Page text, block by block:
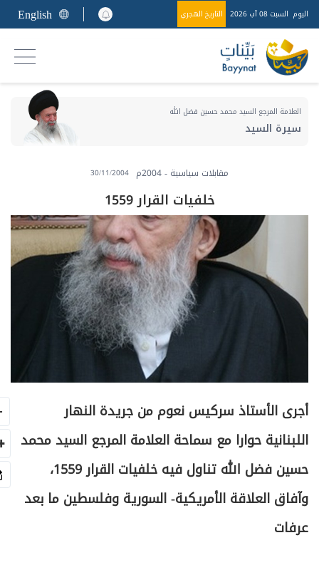
اليوم السبت 08 آب 2026 التاريخ الهجري English
العلامة المرجع السيد محمد حسين فضل الله
سيرة السيد
مقابلات سياسية - 2004م 30/11/2004
خلفيات القرار 1559
أجرى الأستاذ سركيس نعوم من جريدة النهار
اللبنانية حوارا مع سماحة العلامة المرجع السيد محمد
حسين فضل الله تناول فيه خلفيات القرار 1559،
وآفاق العلاقة الأمريكية- السورية وفلسطين ما بعد
عرفات